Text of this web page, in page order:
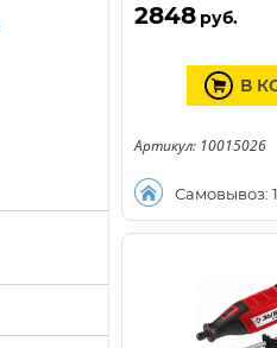
2848 руб.
Самовывоз:
В
Артикул: 10015026